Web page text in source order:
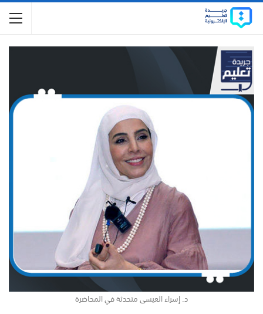
د. إسراء العيسى متحدثة في المحاضرة